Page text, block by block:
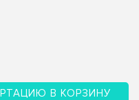
В КОРЗИНУ